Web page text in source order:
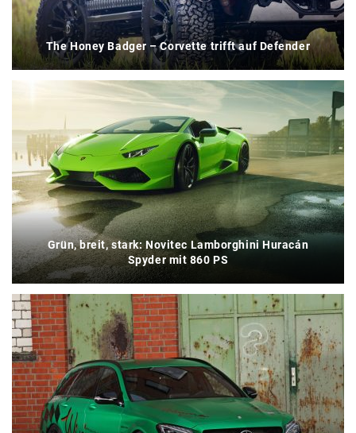
The Honey Badger – Corvette trifft auf Defender
Grün, breit, stark: Novitec Lamborghini Huracán
Spyder mit 860 PS